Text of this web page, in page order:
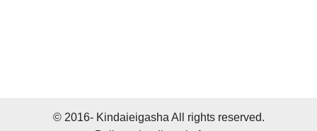
© 2016- Kindaieigasha All rights reserved.